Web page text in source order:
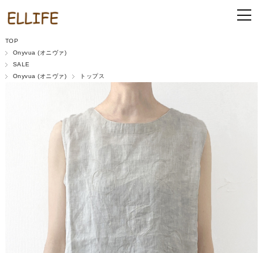
TOP
Onyvua (オニヴァ)
SALE
Onyvua (オニヴァ)
トップス